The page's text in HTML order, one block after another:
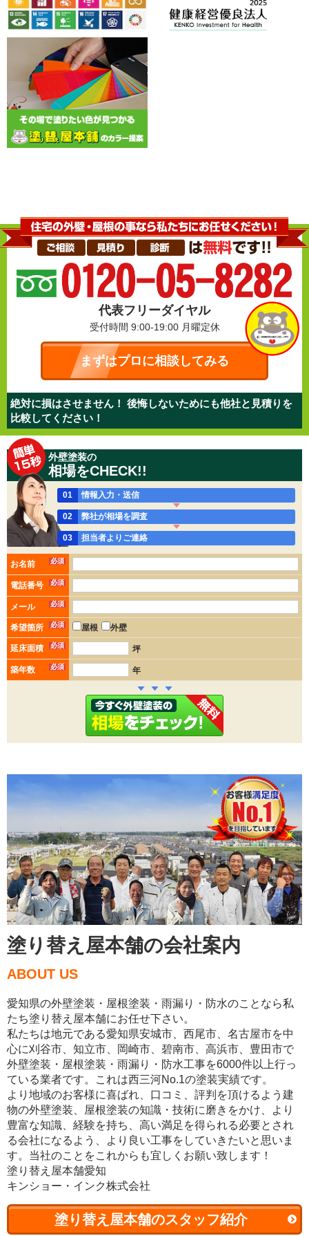
代表フリーダイヤル
受付時間 9:00-19:00 月曜定休
まずはプロに相談してみる
絶対に損はさせません！ 後悔しないためにも他社と見積りを
比較してください！
外壁塗装の
相場をCHECK!!
01 情報入力・送信
02 弊社が相場を調査
03 担当者よりご連絡
お名前 必須
電話番号 必須
メール 必須
希望箇所 必須 屋根 外壁
延床面積 必須 坪
築年数 必須 年
塗り替え屋本舗の会社案内
ABOUT US
愛知県の外壁塗装・屋根塗装・雨漏り・防水のことなら私
たち塗り替え屋本舗にお任せ下さい。
私たちは地元である愛知県安城市、西尾市、名古屋市を中
心に刈谷市、知立市、岡崎市、碧南市、高浜市、豊田市で
外壁塗装・屋根塗装・雨漏り・防水工事を6000件以上行っ
ている業者です。これは西三河No.1の塗装実績です。
より地域のお客様に喜ばれ、口コミ、評判を頂けるよう建
物の外壁塗装、屋根塗装の知識・技術に磨きをかけ、より
豊富な知識、経験を持ち、高い満足を得られる必要とされ
る会社になるよう、より良い工事をしていきたいと思いま
す。当社のことをこれからも宜しくお願い致します！
塗り替え屋本舗愛知
キンショー・インク株式会社
塗り替え屋本舗のスタッフ紹介